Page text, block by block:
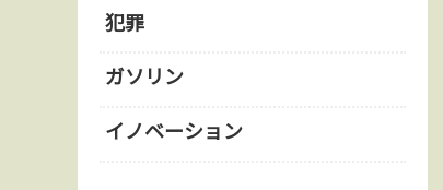
犯罪
ガソリン
イノベーション